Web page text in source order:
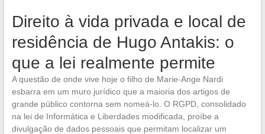
Direito à vida privada e local de
residência de Hugo Antakis: o
que a lei realmente permite
A questão de onde vive hoje o filho de Marie-Ange Nardi
esbarra em um muro jurídico que a maioria dos artigos de
grande público contorna sem nomeá-lo. O RGPD, consolidado
na lei de Informática e Liberdades modificada, proíbe a
divulgação de dados pessoais que permitam localizar um